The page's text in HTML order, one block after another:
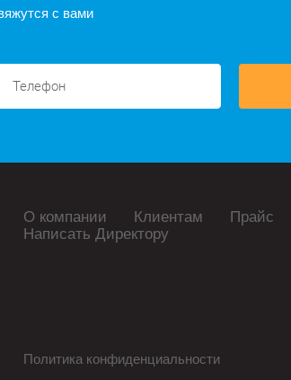
с вами
О компании Клиентам Прайс
Написать Директору
Политика конфиденциальности